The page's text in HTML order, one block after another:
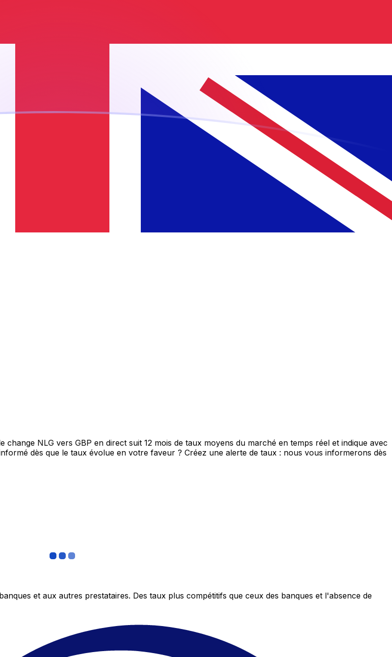
NLG vers GBP en direct suit 12 mois de taux moyens du marché en temps réel et indique avec
dès que le taux évolue en votre faveur ? Créez une alerte de taux : nous vous informerons dès
et aux autres prestataires. Des taux plus compétitifs que ceux des banques et l'absence de